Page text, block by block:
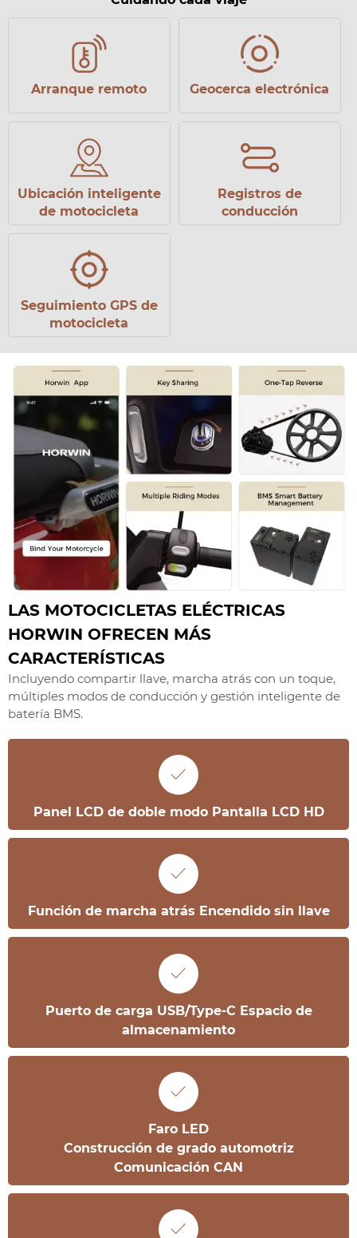
Arranque remoto Geocerca electrónica
Ubicación inteligente
de motocicleta
Registros de
conducción
Seguimiento GPS de
motocicleta
LAS MOTOCICLETAS ELÉCTRICAS
HORWIN OFRECEN MÁS
CARACTERÍSTICAS
Incluyendo compartir llave, marcha atrás con un toque,
múltiples modos de conducción y gestión inteligente de
batería BMS.

Panel LCD de doble modo Pantalla LCD HD

Función de marcha atrás Encendido sin llave

Puerto de carga USB/Type-C Espacio de
almacenamiento

Faro LED
Construcción de grado automotriz
Comunicación CAN
